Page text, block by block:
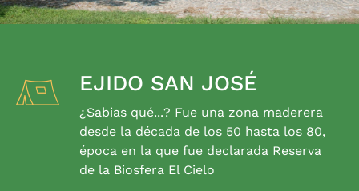
EJIDO SAN JOSÉ
¿Sabias qué...? Fue una zona maderera
desde la década de los 50 hasta los 80,
época en la que fue declarada Reserva
de la Biosfera El Cielo